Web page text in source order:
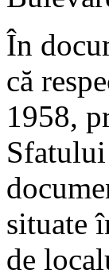
În
că
1958,
situate
de